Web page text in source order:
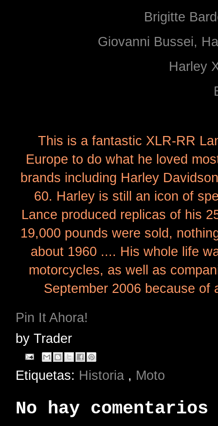
Brigitte
Giovanni Bussei,
Harley
This is a fantastic XLR-RR
Europe to do what he loved
brands including Harley
60. Harley is still an icon of
Lance produced replicas of his
19,000 pounds were sold,
about 1960 .... His whole life
motorcycles, as well as
September 2006 because
Pin It Ahora!
by Trader
Etiquetas: Historia , Moto
No hay